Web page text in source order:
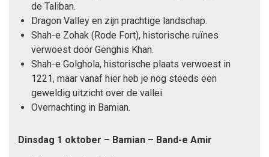
de Taliban.
Dragon Valley en zijn prachtige landschap.
Shah-e Zohak (Rode Fort), historische ruïnes
verwoest door Genghis Khan.
Shah-e Golghola, historische plaats verwoest in
1221, maar vanaf hier heb je nog steeds een
geweldig uitzicht over de vallei.
Overnachting in Bamian.
Dinsdag 1 oktober – Bamian – Band-e Amir